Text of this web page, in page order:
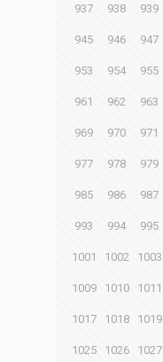
937 938 939
945 946 947
953 954 955
961 962 963
969 970 971
977 978 979
985 986 987
993 994 995
1001 1002 1003
1009 1010 1011
1017 1018 1019
1025 1026 1027